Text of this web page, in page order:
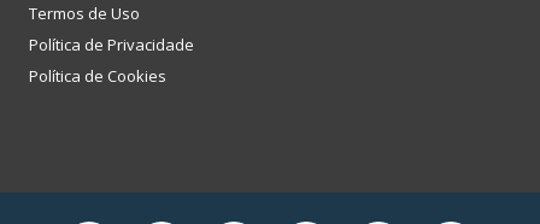
Termos de Uso
Política de Privacidade
Política de Cookies